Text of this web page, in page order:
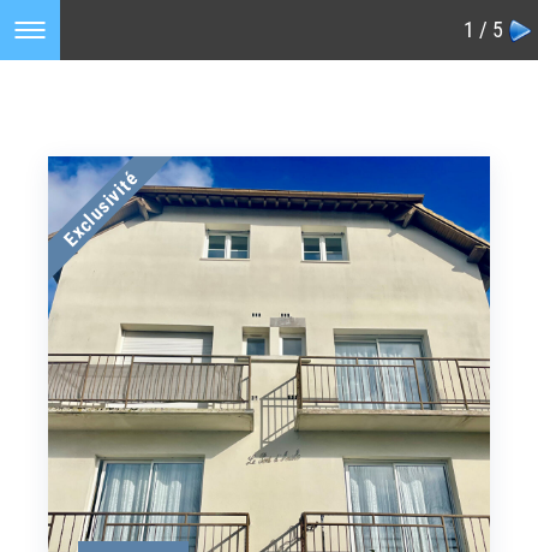
1 / 5
Exclusivité